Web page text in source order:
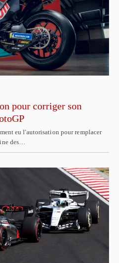
pour corriger son
eu l'autorisation pour remplacer
des…